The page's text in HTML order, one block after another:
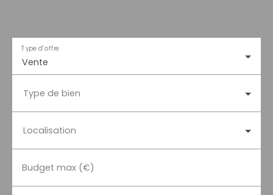
Vente
Type d'offre
Type de bien
Localisation
Budget max (€)